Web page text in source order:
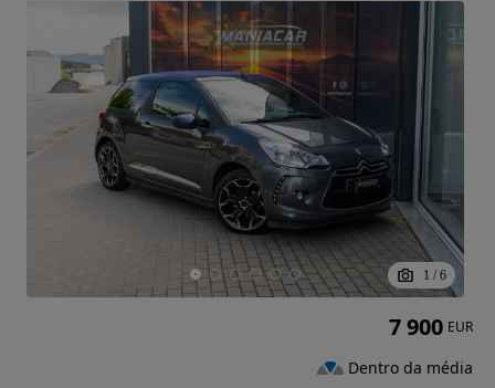
1 / 6
7 900 EUR
Dentro da média